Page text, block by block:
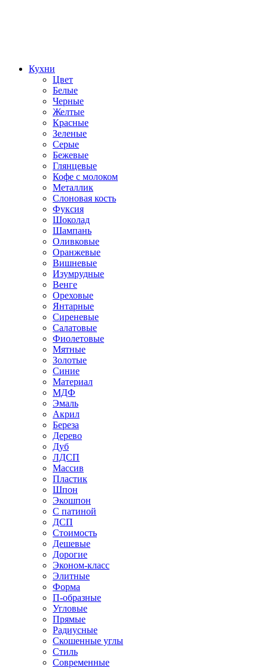
Кухни
Цвет
Белые
Черные
Желтые
Красные
Зеленые
Серые
Бежевые
Глянцевые
Кофе с молоком
Металлик
Слоновая кость
Фуксия
Шоколад
Шампань
Оливковые
Оранжевые
Вишневые
Изумрудные
Венге
Ореховые
Янтарные
Сиреневые
Салатовые
Фиолетовые
Мятные
Золотые
Синие
Материал
МДФ
Эмаль
Акрил
Береза
Дерево
Дуб
ЛДСП
Массив
Пластик
Шпон
Экошпон
С патиной
ДСП
Стоимость
Дешевые
Дорогие
Эконом-класс
Элитные
Форма
П-образные
Угловые
Прямые
Радиусные
Скошенные углы
Стиль
Современные